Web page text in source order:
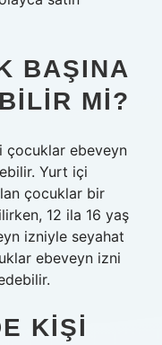
BAŞINA
MI?
çocuklar ebeveyn
Yurt içi
çocuklar bir
12 ila 16 yaş
izniyle seyahat
ebeveyn izni
KIŞI